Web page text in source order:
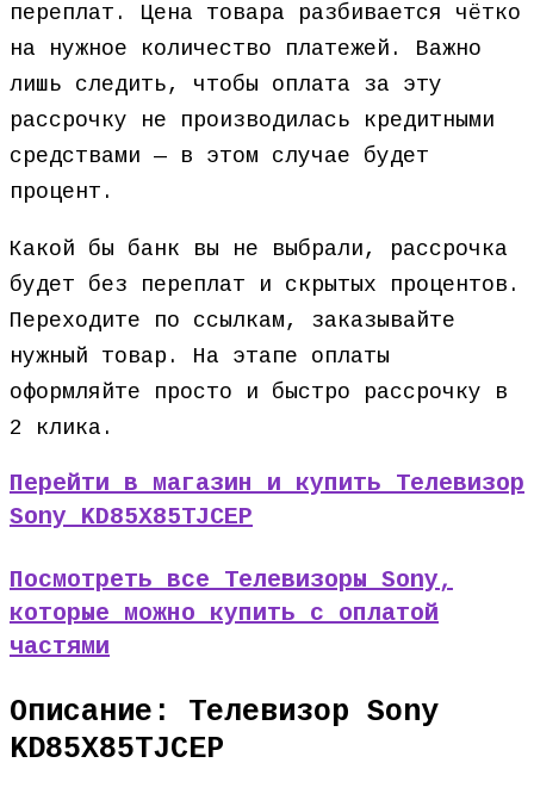
переплат. Цена товара разбивается чётко
на нужное количество платежей. Важно
лишь следить, чтобы оплата за эту
рассрочку не производилась кредитными
средствами — в этом случае будет
процент.
Какой бы банк вы не выбрали, рассрочка
будет без переплат и скрытых процентов.
Переходите по ссылкам, заказывайте
нужный товар. На этапе оплаты
оформляйте просто и быстро рассрочку в
2 клика.
Перейти в магазин и купить Телевизор
Sony KD85X85TJCEP
Посмотреть все Телевизоры Sony,
которые можно купить с оплатой
частями
Описание: Телевизор Sony
KD85X85TJCEP